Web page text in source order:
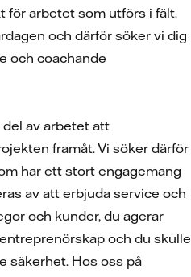
för arbetet som utförs i fält.
och därför söker vi dig
och coachande
av arbetet att
framåt. Vi söker därför
har ett stort engagemang
av att erbjuda service och
och kunder, du agerar
och du skulle
säkerhet. Hos oss på